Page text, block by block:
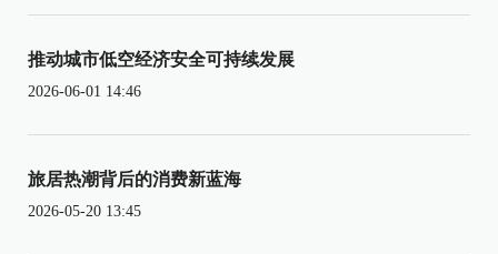
推动城市低空经济安全可持续发展
2026-06-01 14:46
旅居热潮背后的消费新蓝海
2026-05-20 13:45